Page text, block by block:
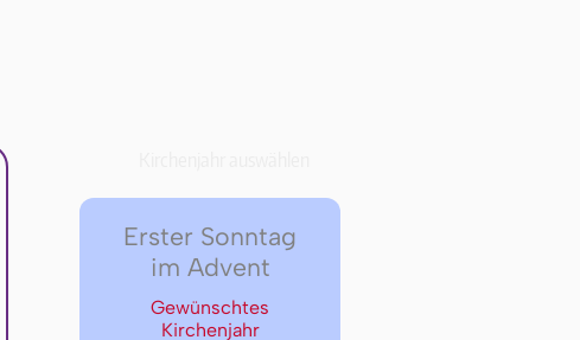
Erster Sonntag
im Advent
Gewünschtes
Kirchenjahr